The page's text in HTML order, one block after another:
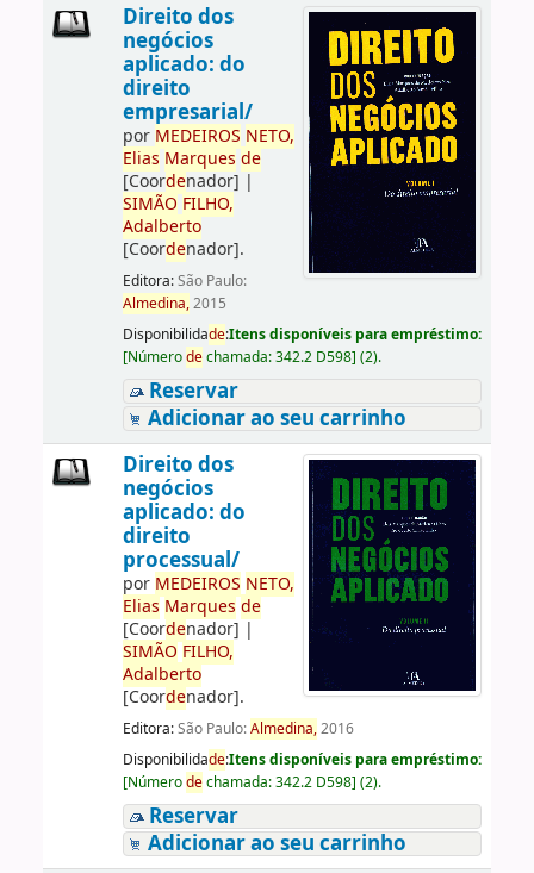
Direito dos
negócios
aplicado: do
direito
empresarial/
por MEDEIROS NETO,
Elias Marques de
[Coordenador] |
SIMÃO FILHO,
Adalberto
[Coordenador].
Editora:São Paulo:
Almedina,2015
Disponibilidade:Itens disponíveis para empréstimo:
[Númerodechamada:342.2 D598] (2).
Reservar
Adicionar ao seu carrinho
Direito dos
negócios
aplicado: do
direito
processual/
por MEDEIROS NETO,
Elias Marques de
[Coordenador] |
SIMÃO FILHO,
Adalberto
[Coordenador].
Editora:São Paulo:Almedina,2016
Disponibilidade:Itens disponíveis para empréstimo:
[Númerodechamada:342.2 D598] (2).
Reservar
Adicionar ao seu carrinho